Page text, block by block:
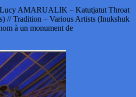
AMARUALIK – Katutjatut Throat
// Tradition – Various Artists (Inukshuk
à un monument de